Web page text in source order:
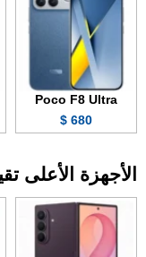
Poco F8 Ultra
680 $
الأجهزة الأعلى